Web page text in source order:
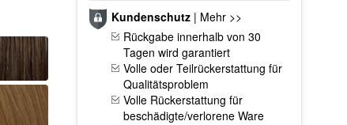
Kundenschutz| Mehr >>
Rückgabe innerhalb von 30
Tagen wird garantiert
Volle oder Teilrückerstattung für
Qualitätsproblem
Volle Rückerstattung für
beschädigte/verlorene Ware